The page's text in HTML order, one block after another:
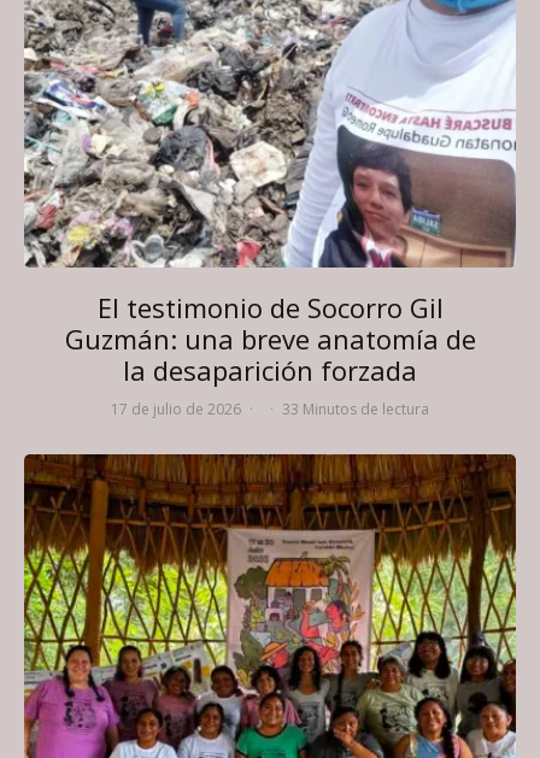
El testimonio de Socorro Gil
Guzmán: una breve anatomía de
la desaparición forzada
17 de julio de 2026 · · 33 Minutos de lectura